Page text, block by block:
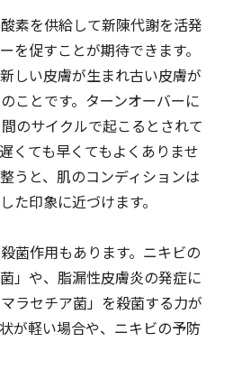
素を供給して新陳代謝を活発
を促すことが期待できます。
しい皮膚が生まれ古い皮膚が
ことです。ターンオーバーに
のサイクルで起こるとされて
くても早くてもよくありませ
うと、肌のコンディションは
た印象に近づけます。
菌作用もあります。ニキビの
」や、脂漏性皮膚炎の発症に
ラセチア菌」を殺菌する力が
が軽い場合や、ニキビの予防